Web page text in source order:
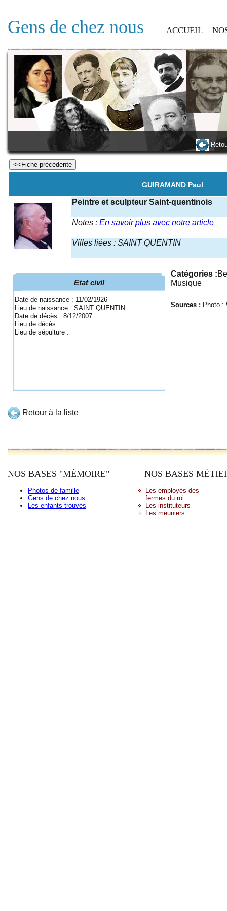
Gens de chez nous ACCUEIL
GUIRAMAND Paul
Peintre et sculpteur Saint-quentinois
Notes : En savoir plus avec notre article
Villes liées : SAINT QUENTIN
Etat civil
Date de naissance : 11/02/1926
Lieu de naissance : SAINT QUENTIN
Date de décès : 8/12/2007
Lieu de décès :
Lieu de sépulture :
Catégories :
Musique
Sources : Photo :
Retour à la liste
NOS BASES "MÉMOIRE"
Photos de famille
Gens de chez nous
Les enfants trouvés
NOS BASES
Les employés des
fermes du roi
Les instituteurs
Les meuniers